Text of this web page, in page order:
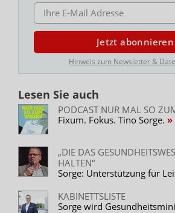
E-MAIL ADRESSE
Jetzt abonnieren
Hinweis zum Newsletter &
Lesen Sie auch
PODCAST NUR MAL SO
Fixum. Fokus. Tino Sorge.
„DIE DAS
HALTEN“
Sorge: Unterstützung für
KABINETTSLISTE
Sorge wird